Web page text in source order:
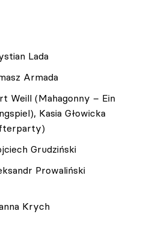
Lada
Armada
Weill (Mahagonny – Ein
Kasia Głowicka
Grudziński
Prowaliński
Krych